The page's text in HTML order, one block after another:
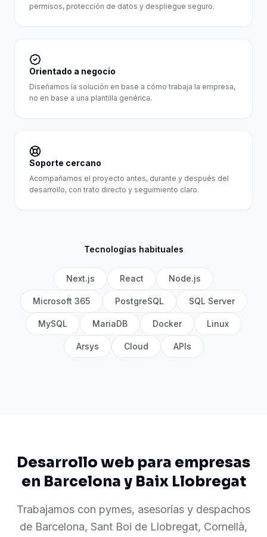
permisos, protección de datos y despliegue seguro.
Orientado a negocio
Diseñamos la solución en base a cómo trabaja la empresa,
no en base a una plantilla genérica.
Soporte cercano
Acompañamos el proyecto antes, durante y después del
desarrollo, con trato directo y seguimiento claro.
Tecnologías habituales
Next.js React Node.js
Microsoft 365 PostgreSQL SQL Server
MySQL MariaDB Docker Linux
Arsys Cloud APIs
Desarrollo web para empresas
en Barcelona y Baix Llobregat
Trabajamos con pymes, asesorías y despachos
de Barcelona, Sant Boi de Llobregat, Cornellà,